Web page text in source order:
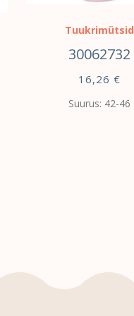
Tuukrimütsid
30062732
16,26 €
Suurus: 42-46